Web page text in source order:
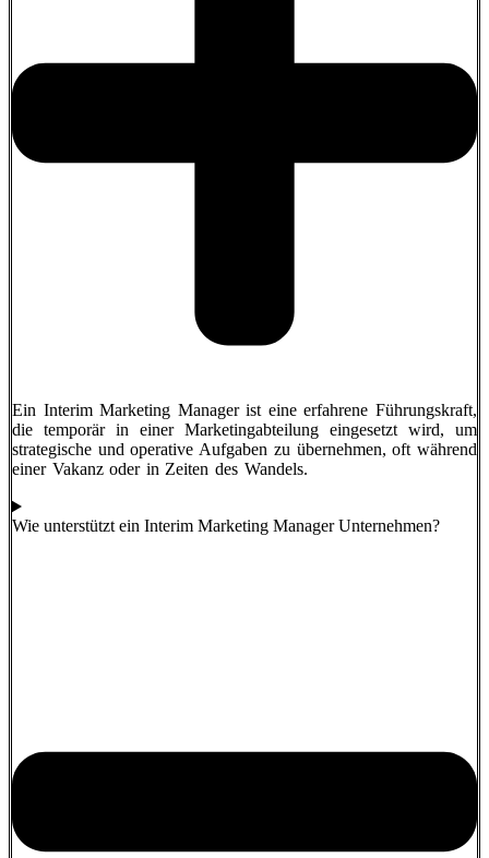
Ein Interim Marketing Manager ist eine erfahrene Führungskraft,
die temporär in einer Marketingabteilung eingesetzt wird, um
strategische und operative Aufgaben zu übernehmen, oft während
einer Vakanz oder in Zeiten des Wandels.
Wie unterstützt ein Interim Marketing Manager Unternehmen?